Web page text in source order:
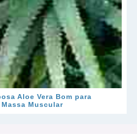
Aloe Vera Bom para
Massa Muscular